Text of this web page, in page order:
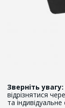
Зверніть увагу:
відрізнятися
та